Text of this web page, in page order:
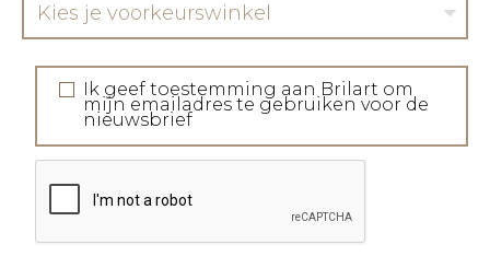
Kies je voorkeurswinkel
Ik geef toestemming aan Brilart om
mijn emailadres te gebruiken voor de
nieuwsbrief